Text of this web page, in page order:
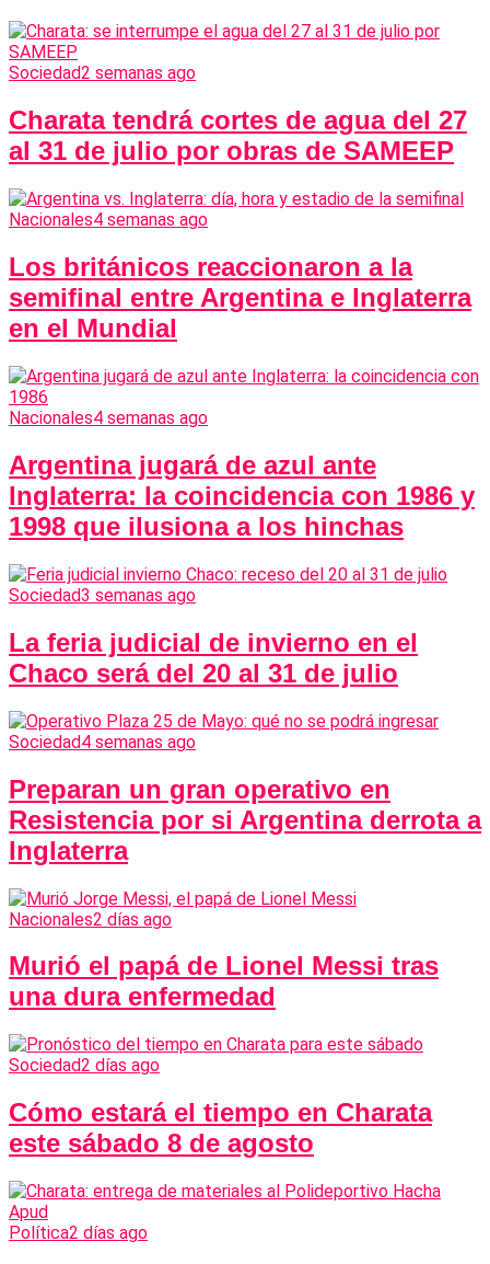
Sociedad2 semanas ago
Charata tendrá cortes de agua del 27
al 31 de julio por obras de SAMEEP
Nacionales4 semanas ago
Los británicos reaccionaron a la
semifinal entre Argentina e Inglaterra
en el Mundial
Nacionales4 semanas ago
Argentina jugará de azul ante
Inglaterra: la coincidencia con 1986 y
1998 que ilusiona a los hinchas
Sociedad3 semanas ago
La feria judicial de invierno en el
Chaco será del 20 al 31 de julio
Sociedad4 semanas ago
Preparan un gran operativo en
Resistencia por si Argentina derrota a
Inglaterra
Nacionales2 días ago
Murió el papá de Lionel Messi tras
una dura enfermedad
Sociedad2 días ago
Cómo estará el tiempo en Charata
este sábado 8 de agosto
Política2 días ago